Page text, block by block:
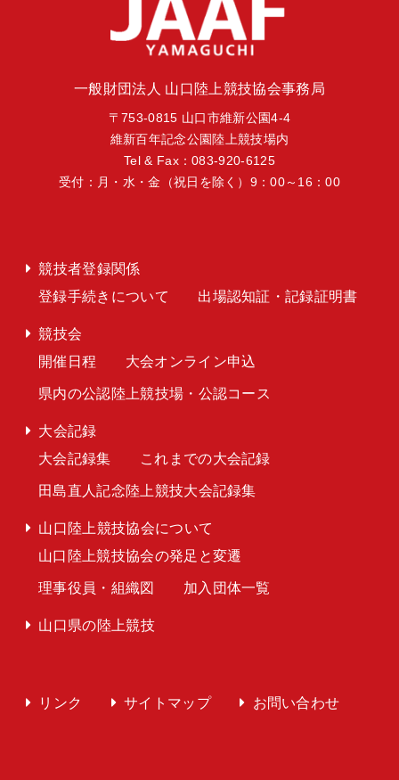
一般財団法人 山口陸上競技協会事務局
〒753-0815 山口市維新公園4-4
維新百年記念公園陸上競技場内
Tel & Fax：083-920-6125
受付：月・水・金（祝日を除く）9：00～16：00
競技者登録関係
登録手続きについて
出場認知証・記録証明書
競技会
開催日程
大会オンライン申込
県内の公認陸上競技場・公認コース
大会記録
大会記録集
これまでの大会記録
田島直人記念陸上競技大会記録集
山口陸上競技協会について
山口陸上競技協会の発足と変遷
理事役員・組織図 加入団体一覧
山口県の陸上競技
リンク サイトマップ お問い合わせ